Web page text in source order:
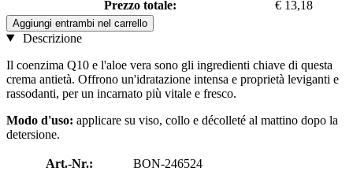
Prezzo totale:
€ 13,18
Aggiungi entrambi nel carrello
Descrizione
Il coenzima Q10 e l'aloe vera sono gli ingredienti chiave di questa
crema antietà. Offrono un'idratazione intensa e proprietà leviganti e
rassodanti, per un incarnato più vitale e fresco.
Modo d'uso: applicare su viso, collo e décolleté al mattino dopo la
detersione.
Art.-Nr.:
BON-246524